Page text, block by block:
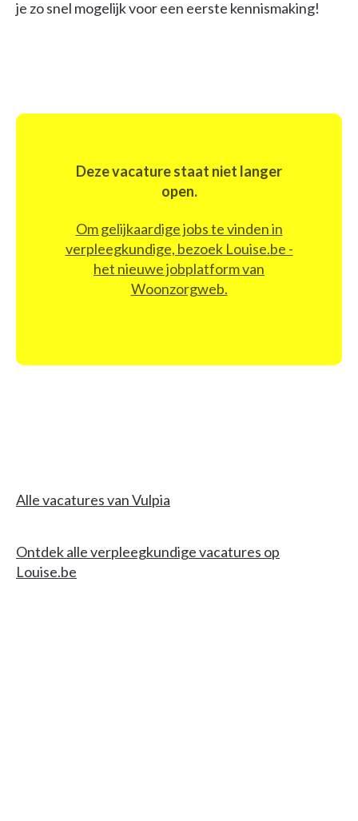
je zo snel mogelijk voor een eerste kennismaking!
Deze vacature staat niet langer
open.
Om gelijkaardige jobs te vinden in
verpleegkundige, bezoek Louise.be -
het nieuwe jobplatform van
Woonzorgweb.
Alle vacatures van Vulpia
Ontdek alle verpleegkundige vacatures op
Louise.be